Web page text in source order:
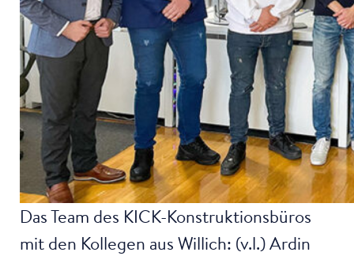
Das Team des KICK-Konstruktionsbüros
mit den Kollegen aus Willich: (v.l.) Ardin